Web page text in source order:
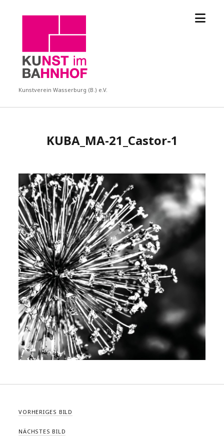
KUBA
Kunstverein Wasserburg (B.) e.V.
Menü
KUBA_MA-21_Castor-1
VORHERIGES BILD
NÄCHSTES BILD